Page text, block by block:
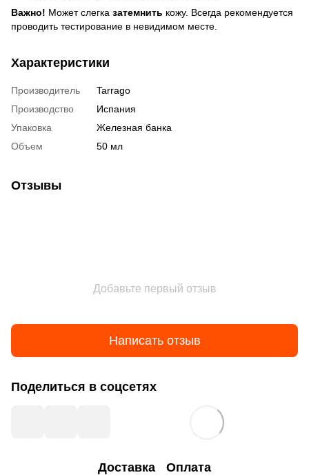
Важно! Может слегка затемнить кожу. Всегда рекомендуется
проводить тестирование в невидимом месте.
Характеристики
Производитель
Tarrago
Производство
Испания
Упаковка
Железная банка
Объем
50 мл
Отзывы
Добавьте первый отзыв
Написать отзыв
Поделиться в соцсетях
Доставка Оплата